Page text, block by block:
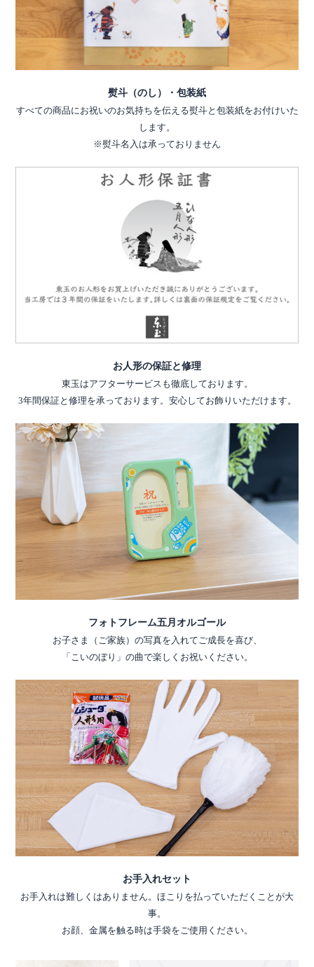
熨斗（のし）・包装紙
すべての商品にお祝いのお気持ちを伝える熨斗と包装紙をお付けいた
します。
※熨斗名入は承っておりません
お人形の保証と修理
東玉はアフターサービスも徹底しております。
3年間保証と修理を承っております。安心してお飾りいただけます。
フォトフレーム五月オルゴール
お子さま（ご家族）の写真を入れてご成長を喜び、
「こいのぼり」の曲で楽しくお祝いください。
お手入れセット
お手入れは難しくはありません。ほこりを払っていただくことが大
事。
お顔、金属を触る時は手袋をご使用ください。